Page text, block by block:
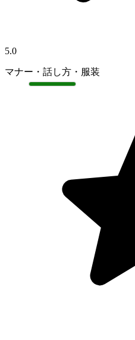
5.0
マナー・話し方・服装